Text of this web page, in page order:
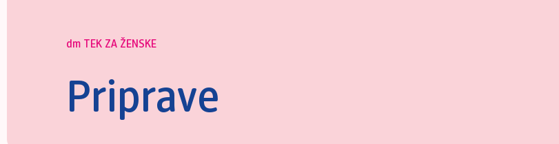
dm TEK ZA ŽENSKE
Priprave